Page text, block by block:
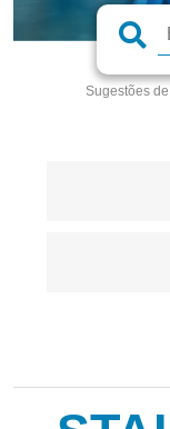
Sugestões